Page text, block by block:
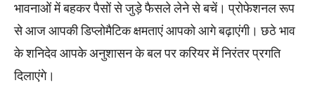
भावनाओं में बहकर पैसों से जुड़े फैसले लेने से बचें। प्रोफेशनल रूप
से आज आपकी डिप्लोमैटिक क्षमताएं आपको आगे बढ़ाएंगी। छठे भाव
के शनिदेव आपके अनुशासन के बल पर करियर में निरंतर प्रगति
दिलाएंगे।